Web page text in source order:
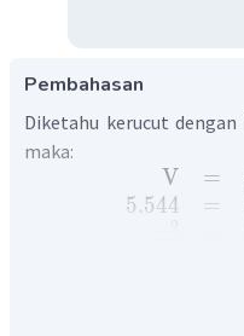
Pembahasan
Diketahu kerucut dengan
maka:
V
5.544
=
=
Karena jari-jari kerucut